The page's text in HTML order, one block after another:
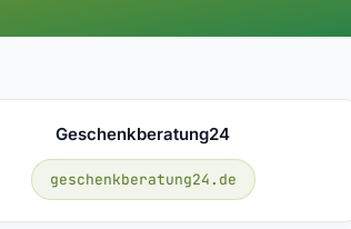
Geschenkberatung24
geschenkberatung24.de